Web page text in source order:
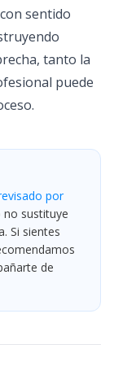
sentido
tanto la
puede
por
no sustituye
Si sientes
de